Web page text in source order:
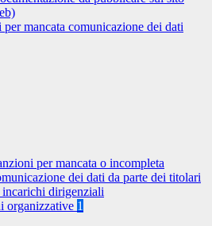
per mancata comunicazione dei dati
per mancata o incompleta
dei dati da parte dei titolari
dirigenziali
organizzative 1